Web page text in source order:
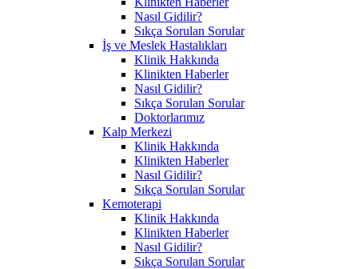
Nasıl Gidilir?
Sıkça Sorulan Sorular
İş ve Meslek Hastalıkları
Klinik Hakkında
Klinikten Haberler
Nasıl Gidilir?
Sıkça Sorulan Sorular
Doktorlarımız
Kalp Merkezi
Klinik Hakkında
Klinikten Haberler
Nasıl Gidilir?
Sıkça Sorulan Sorular
Kemoterapi
Klinik Hakkında
Klinikten Haberler
Nasıl Gidilir?
Sıkça Sorulan Sorular